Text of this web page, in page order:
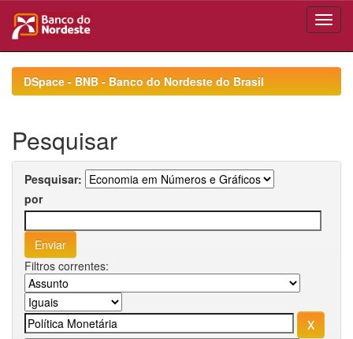
navigationDSpace - BNB - Banco do Nordeste do Brasil
Pesquisar
Pesquisar:
por
Filtros correntes: